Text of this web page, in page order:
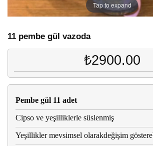
Tap to expand
11 pembe gül vazoda
₺2900.00
Pembe gül 11 adet
Cipso ve yeşilliklerle süslenmiş
Yeşillikler mevsimsel olarakdeğişim